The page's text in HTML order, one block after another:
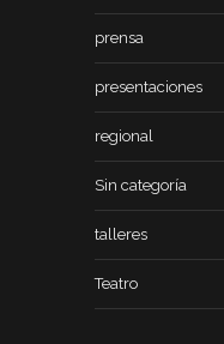
prensa
presentaciones
regional
Sin categoría
talleres
Teatro